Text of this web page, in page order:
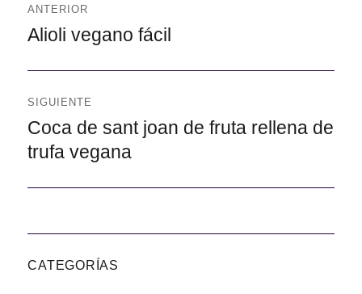
entradas
ANTERIOR
Anterior
Alioli vegano fácil
SIGUIENTE
Siguiente
Coca de sant joan de fruta rellena de
trufa vegana
CATEGORÍAS